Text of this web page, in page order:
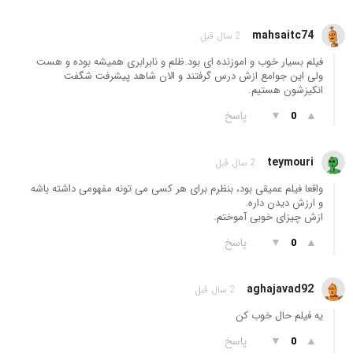
mahsaitc74 2 سال قبل
فیلم بسیار خوب و اموزنده ای بود.ظلم و نابرابری همیشه بوده و هست
ولی این جوامع ازش درس گرفتند و الان شاهد پیشرفت شگفت
انکیزشون هستیم.
▲
0
▼ پاسخ
teymouri 2 سال قبل
واقعا فیلم عمیقی بود، بنظرم برای هر کسی می تونه مفهومی داشته باشه
و ارزش دیدن داره.
ازش چیزای خوبی آموختم.
▲
0
▼ پاسخ
aghajavad92 2 سال قبل
یه فیلم حال خوب کن
▲
0
▼ پاسخ